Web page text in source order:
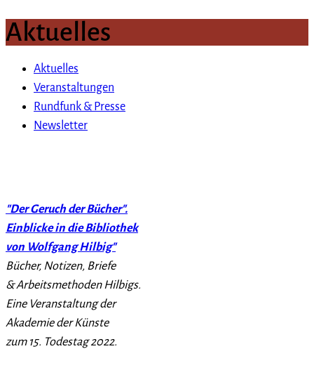
Aktuelles
Aktuelles
Veranstaltungen
Rundfunk & Presse
Newsletter
"Der Geruch der Bücher".
Einblicke in die Bibliothek
von Wolfgang Hilbig"
Bücher, Notizen, Briefe
& Arbeitsmethoden Hilbigs.
Eine Veranstaltung der
Akademie der Künste
zum 15. Todestag 2022.